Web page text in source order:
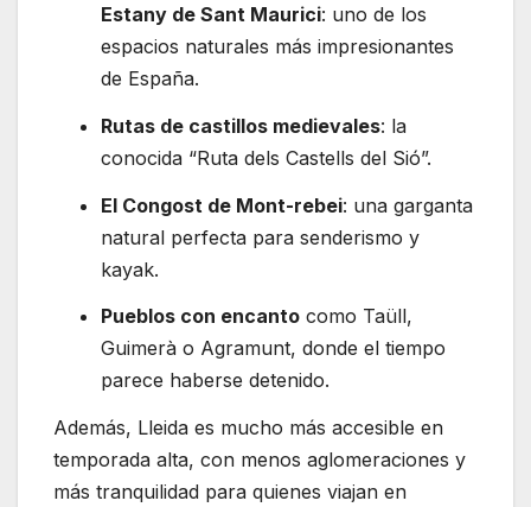
Estany de Sant Maurici: uno de los
espacios naturales más impresionantes
de España.
Rutas de castillos medievales: la
conocida “Ruta dels Castells del Sió”.
El Congost de Mont-rebei: una garganta
natural perfecta para senderismo y
kayak.
Pueblos con encanto como Taüll,
Guimerà o Agramunt, donde el tiempo
parece haberse detenido.
Además, Lleida es mucho más accesible en
temporada alta, con menos aglomeraciones y
más tranquilidad para quienes viajan en